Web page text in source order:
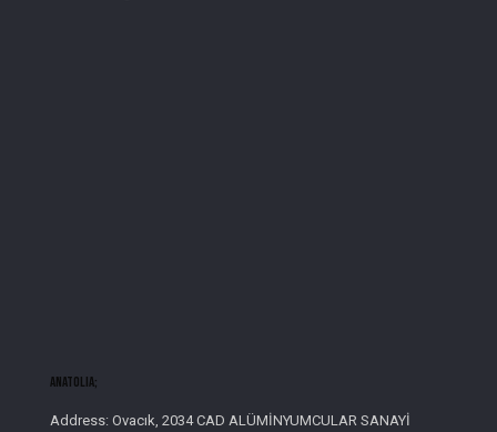
AnatolIa;
Address: Ovacık, 2034 CAD ALÜMİNYUMCULAR SANAYİ